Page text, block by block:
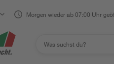
Morgen wieder ab 07:00 Uhr